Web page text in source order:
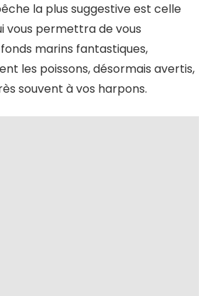
la plus suggestive est celle
vous permettra de vous
marins fantastiques,
les poissons, désormais avertis,
souvent à vos harpons.